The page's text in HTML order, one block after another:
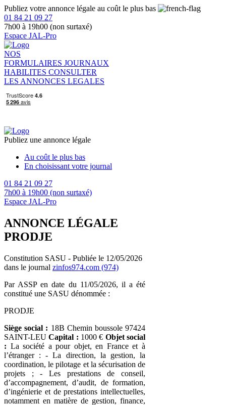
Publiez votre annonce légale au coût le plus bas
01 84 21 09 27
7h00 à 19h00 (non surtaxé)
Espace JAL-Pro
NOS
FORMULAIRES JOURNAUX
HABILITES CONSULTER
LES ANNONCES LEGALES
Publiez une annonce légale
Au coût le plus bas
En choisissant votre journal
01 84 21 09 27
7h00 à 19h00 (non surtaxé)
Espace JAL-Pro
ANNONCE LÉGALE
PRODJE
Constitution SASU - Publiée le 12/05/2026
dans le journal zinfos974.com (974)
Par ASSP en date du 11/05/2026, il a été
constitué une SASU dénommée :
PRODJE
Siège social : 18B Chemin boussole 97424
SAINT-LEUCapital : 1000 € Objet social
: La société a pour objet, en France et à
l’étranger : - La direction, la gestion, la
coordination, le pilotage et la sécurisation de
projets ; - Les prestations de conseil,
d’accompagnement, d’audit, de formation,
d’ingénierie et de prestations intellectuelles,
notamment en matière de gestion, finance,